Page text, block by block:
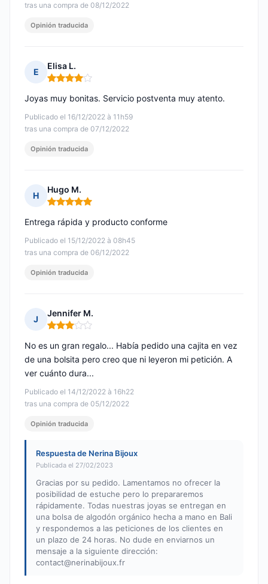
tras una compra de 08/12/2022
Opinión traducida
E
Elisa L.
Nota: 4 de 5
Publicado el 16/12/2022 à 11h59
tras una compra de 07/12/2022
Joyas muy bonitas. Servicio postventa muy atento.
Opinión traducida
H
Hugo M.
Nota: 5 de 5
Publicado el 15/12/2022 à 08h45
tras una compra de 06/12/2022
Entrega rápida y producto conforme
Opinión traducida
J
Jennifer M.
Nota: 3 de 5
Publicado el 14/12/2022 à 16h22
tras una compra de 05/12/2022
No es un gran regalo... Había pedido una cajita en vez
de una bolsita pero creo que ni leyeron mi petición. A
ver cuánto dura...
Opinión traducida
Respuesta de Nerina Bijoux
Publicada el 27/02/2023
Gracias por su pedido. Lamentamos no ofrecer la
posibilidad de estuche pero lo prepararemos
rápidamente. Todas nuestras joyas se entregan en
una bolsa de algodón orgánico hecha a mano en Bali
y respondemos a las peticiones de los clientes en
un plazo de 24 horas. No dude en enviarnos un
mensaje a la siguiente dirección:
contact@nerinabijoux.fr